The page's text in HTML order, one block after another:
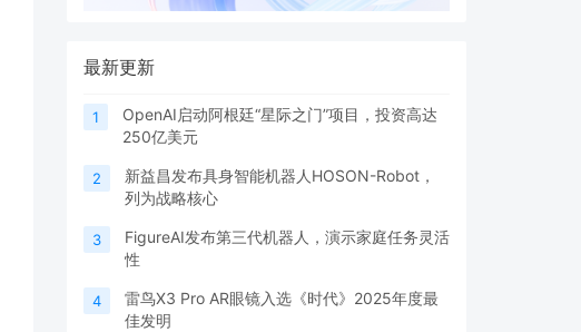
最新更新
1
OpenAI启动阿根廷“星际之门”项目，投资高达
250亿美元
2
新益昌发布具身智能机器人HOSON-Robot，
列为战略核心
3
FigureAI发布第三代机器人，演示家庭任务灵活
性
4
雷鸟X3 Pro AR眼镜入选《时代》2025年度最
佳发明